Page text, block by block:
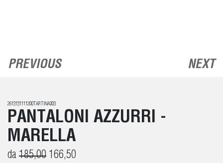
PREVIOUS NEXT
2613131111200TARTINA003
PANTALONI AZZURRI -
MARELLA
da 185,00 166,50